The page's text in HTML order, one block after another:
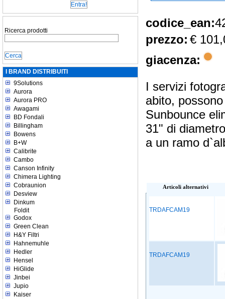
Ricerca prodotti
I BRAND DISTRIBUITI
9Solutions
Aurora
Aurora PRO
Awagami
BD Fondali
Billingham
Bowens
B+W
Calibrite
Cambo
Canson Infinity
Chimera Lighting
Cobraunion
Desview
Dinkum
Foldit
Godox
Green Clean
H&Y Filtri
Hahnemuhle
Hedler
Hensel
HiGlide
Jinbei
Jupio
Kaiser
codice_ean:
prezzo: €
giacenza:
I servizi
abito,
Sunbounce
31" di
a un ramo
Articoli alternativi
TRDAFCAM19
TRDAFCAM19